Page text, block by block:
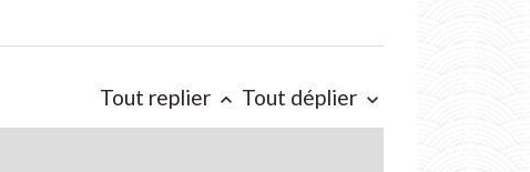
Tout replier keyboard_arrow_up Tout déplier keyboard_arrow_down